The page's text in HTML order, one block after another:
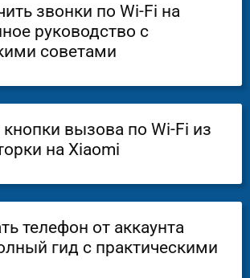
звонки по Wi-Fi на
руководство с
советами
кнопки вызова по Wi-Fi из
на Xiaomi
телефон от аккаунта
гид с практическими